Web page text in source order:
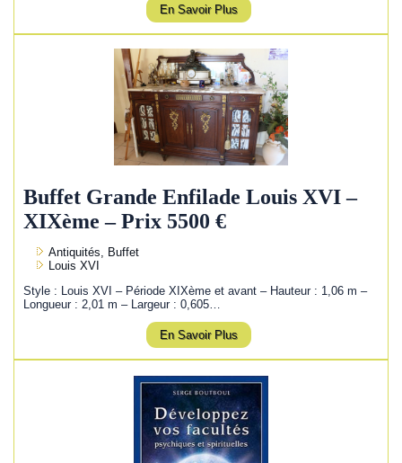
En Savoir Plus
Buffet Grande Enfilade Louis XVI –
XIXème – Prix 5500 €
Antiquités, Buffet
Louis XVI
Style : Louis XVI – Période XIXème et avant – Hauteur : 1,06 m –
Longueur : 2,01 m – Largeur : 0,605…
En Savoir Plus